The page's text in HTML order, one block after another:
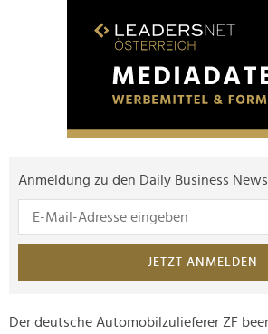
Anmeldung zu den Daily Business News
JETZT ANMELDEN
Der deutsche Automobilzulieferer ZF